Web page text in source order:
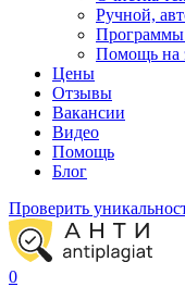
Ручной,
Помощь на
Цены
Отзывы
Вакансии
Видео
Помощь
Блог
Проверить
0